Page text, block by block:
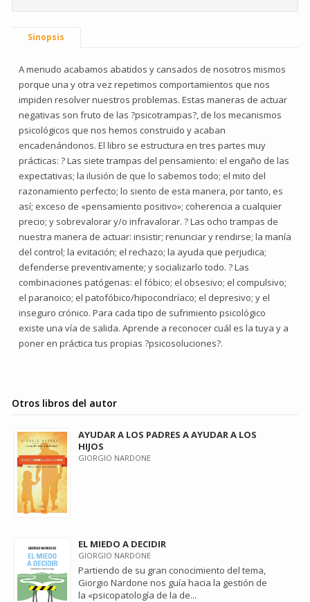
Sinopsis
A menudo acabamos abatidos y cansados de nosotros mismos
porque una y otra vez repetimos comportamientos que nos
impiden resolver nuestros problemas. Estas maneras de actuar
negativas son fruto de las ?psicotrampas?, de los mecanismos
psicológicos que nos hemos construido y acaban
encadenándonos. El libro se estructura en tres partes muy
prácticas: ? Las siete trampas del pensamiento: el engaño de las
expectativas; la ilusión de que lo sabemos todo; el mito del
razonamiento perfecto; lo siento de esta manera, por tanto, es
así; exceso de «pensamiento positivo»; coherencia a cualquier
precio; y sobrevalorar y/o infravalorar. ? Las ocho trampas de
nuestra manera de actuar: insistir; renunciar y rendirse; la manía
del control; la evitación; el rechazo; la ayuda que perjudica;
defenderse preventivamente; y socializarlo todo. ? Las
combinaciones patógenas: el fóbico; el obsesivo; el compulsivo;
el paranoico; el patofóbico/hipocondríaco; el depresivo; y el
inseguro crónico. Para cada tipo de sufrimiento psicológico
existe una vía de salida. Aprende a reconocer cuál es la tuya y a
poner en práctica tus propias ?psicosoluciones?.
Otros libros del autor
AYUDAR A LOS PADRES A AYUDAR A LOS
HIJOS
GIORGIO NARDONE
EL MIEDO A DECIDIR
GIORGIO NARDONE
Partiendo de su gran conocimiento del tema,
Giorgio Nardone nos guía hacia la gestión de
la «psicopatología de la de...